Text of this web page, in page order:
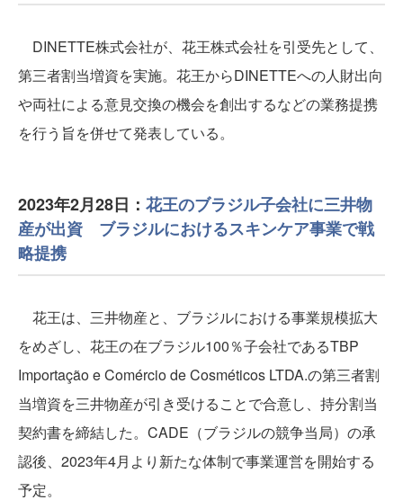
DINETTE株式会社が、花王株式会社を引受先として、
第三者割当増資を実施。花王からDINETTEへの人財出向
や両社による意見交換の機会を創出するなどの業務提携
を行う旨を併せて発表している。
2023年2月28日： 花王のブラジル子会社に三井物
産が出資 ブラジルにおけるスキンケア事業で戦
略提携
花王は、三井物産と、ブラジルにおける事業規模拡大
をめざし、花王の在ブラジル100％子会社であるTBP
Importação e Comércio de Cosméticos LTDA.の第三者割
当増資を三井物産が引き受けることで合意し、持分割当
契約書を締結した。CADE（ブラジルの競争当局）の承
認後、2023年4月より新たな体制で事業運営を開始する
予定。